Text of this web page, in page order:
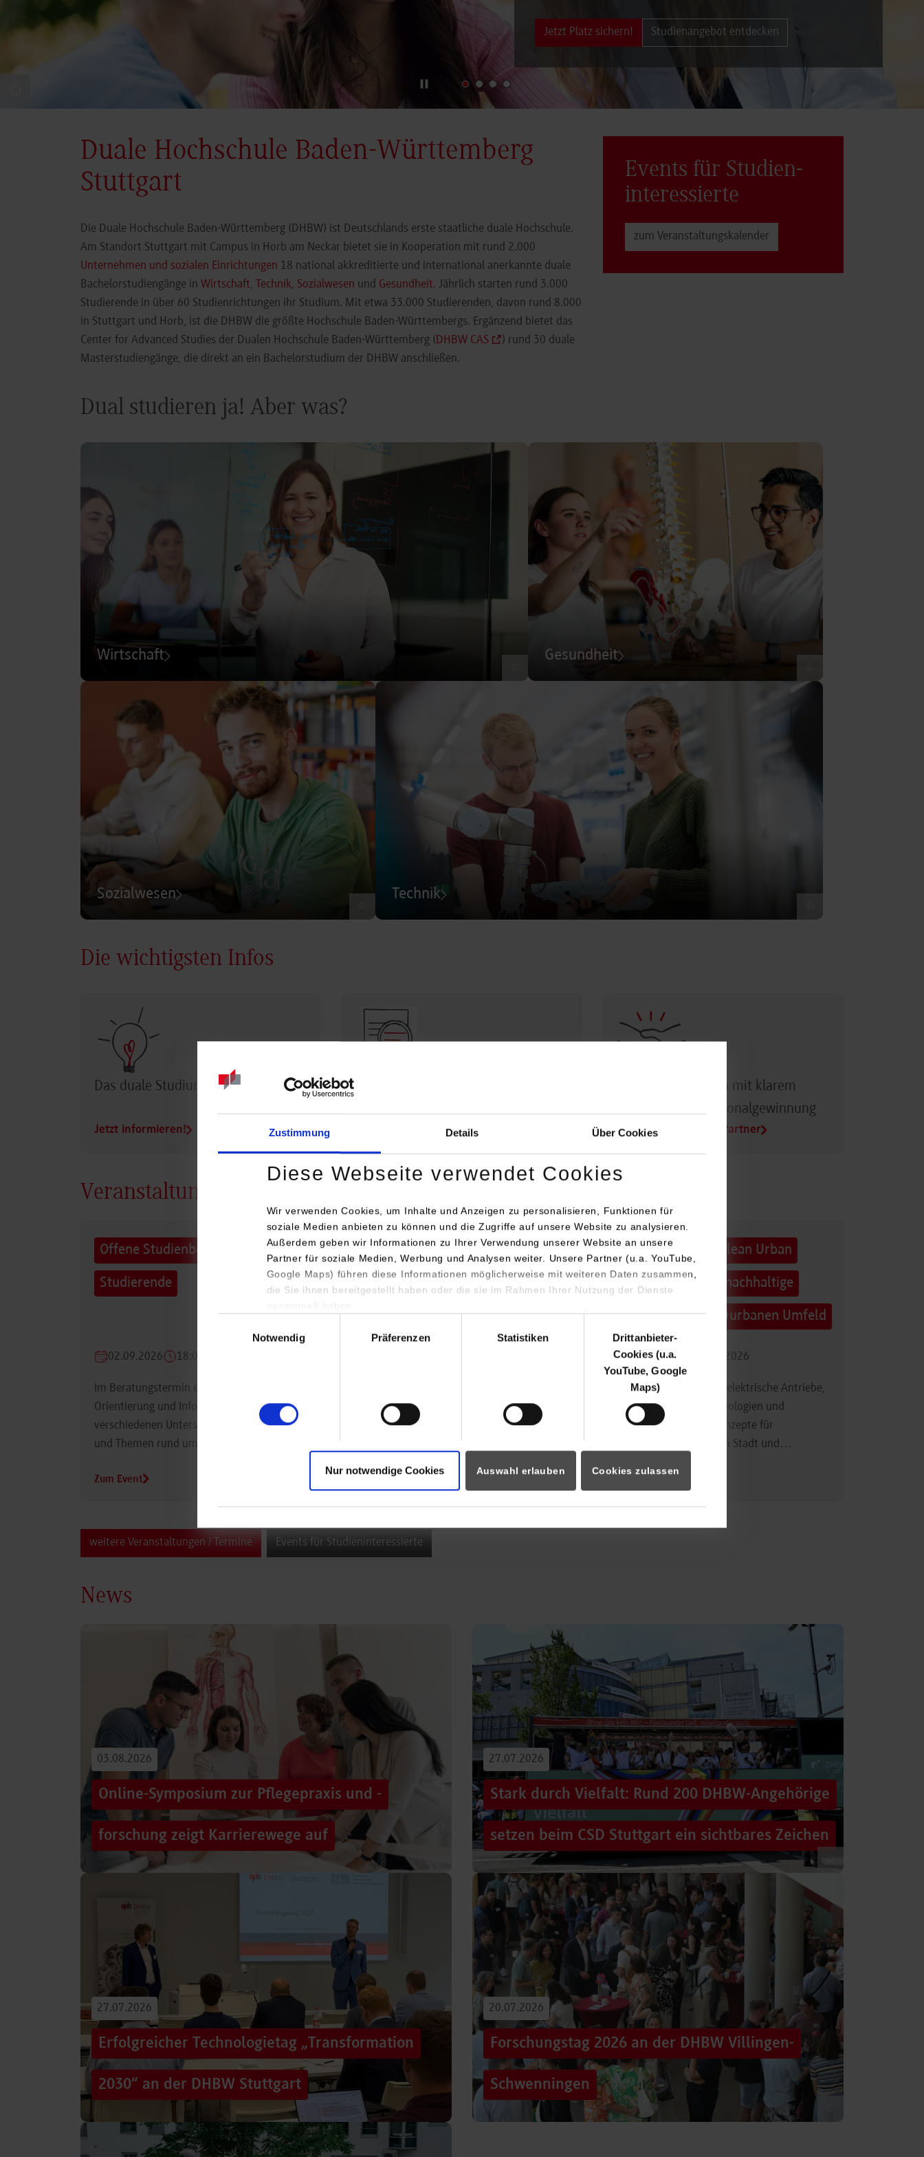
Zustimmung Details Über Cookies
Diese Webseite verwendet Cookies
Wir verwenden Cookies, um Inhalte und Anzeigen zu personalisieren, Funktionen für
soziale Medien anbieten zu können und die Zugriffe auf unsere Website zu analysieren.
Außerdem geben wir Informationen zu Ihrer Verwendung unserer Website an unsere
Partner für soziale Medien, Werbung und Analysen weiter. Unsere Partner (u.a. YouTube,
Google Maps) führen diese Informationen möglicherweise mit weiteren Daten zusammen,
die Sie ihnen bereitgestellt haben oder die sie im Rahmen Ihrer Nutzung der Dienste
Notwendig
Präferenzen Statistiken
Drittanbieter-
Cookies (u.a.
YouTube, Google
Maps)
Nur notwendige Cookies Auswahl erlauben Cookies zulassen
Jetzt Platz sichern! Studienangebot entdecken
Duale Hochschule Baden-Württemberg
Stuttgart
Die Duale Hochschule Baden-Württemberg (DHBW) ist Deutschlands erste staatliche duale Hochschule.
Am Standort Stuttgart mit Campus in Horb am Neckar bietet sie in Kooperation mit rund 2.000
Unternehmen und sozialen Einrichtungen 18 national akkreditierte und international anerkannte duale
Bachelorstudiengänge in Wirtschaft, Technik, Sozialwesen und Gesundheit. Jährlich starten rund 3.000
Studierende in über 60 Studienrichtungen ihr Studium. Mit etwa 33.000 Studierenden, davon rund 8.000
in Stuttgart und Horb, ist die DHBW die größte Hochschule Baden-Württembergs. Ergänzend bietet das
Center for Advanced Studies der Dualen Hochschule Baden-Württemberg (DHBW CAS
) rund 30 duale
Masterstudiengänge, die direkt an ein Bachelorstudium der DHBW anschließen.
Events für Studien­
interessierte
zum Veranstaltungs­kalender
Dual studieren ja! Aber was?
Wirtschaft Gesundheit
Sozialwesen Technik
Die wichtigsten Infos
Das duale Studium im Überblick
Jetzt informieren! Profil der DHBW Stuttgart
Dualer Partner sein mit klarem
Vorteil bei der Personalgewinnung
Alle Infos für Duale Partner
Veranstaltungen
Offene Studienberatung für
Studierende
02.09.2026 18:00 Uhr
Im Beratungstermin erhalten Studierende
Orientierung und Informationen zu
verschiedenen Unterstützungsmöglichkeiten
und Themen rund um das Studium.
Zum Event
INDIS-Infoveranstaltung für
Studierende
Studierende
Zum Event
Technologietag: Clean Urban
Transportation – nachhaltige
Mobilität im (sub)urbanen Umfeld
16.09.2026 - 17.09.2026
Im Mittelpunkt stehen elektrische Antriebe,
moderne Batterietechnologien und
innovative Fahrzeugkonzepte für
nachhaltige Mobilität in Stadt und…
weitere Veranstaltungen / Termine Events für Studieninteressierte
News
03.08.2026
Online-Symposium zur Pflegepraxis und -
forschung zeigt Karrierewege auf
Von der Promotion in Australien über die Weiterentwicklung
Führungsaufgaben – Drei…
Beitrag lesen
27.07.2026
Stark durch Vielfalt: Rund 200 DHBW-Angehörige
setzen beim CSD Stuttgart ein sichtbares Zeichen
Hunderttausende Menschen säumten am Samstag die Straßen der
Stuttgarter Innenstadt. Mitten im farbenfrohen Zug: ein eigener DHBW-
Truck, eine große…
Beitrag lesen
27.07.2026
Erfolgreicher Technologietag „Transformation
2030“ an der DHBW Stuttgart
Wie gelingt Transformation in einer Zeit, in der sich Technologien, Märkte
und gesellschaftliche Rahmenbedingungen immer schneller verändern?
Genau…
20.07.2026
Forschungstag 2026 an der DHBW Villingen-
Schwenningen
Grenzen überschreiten – und dennoch eine Verbindung schaffen, mit